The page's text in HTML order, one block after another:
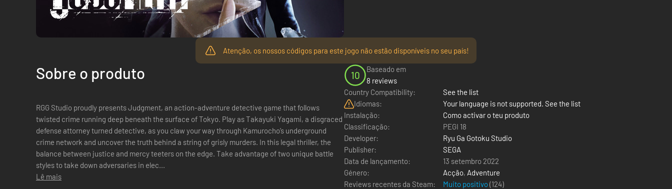
Atenção, os nossos códigos para este jogo não estão disponíveis no seu país!
Sobre o produto
RGG Studio proudly presents Judgment, an action-adventure detective game that follows
twisted crime running deep beneath the surface of Tokyo. Play as Takayuki Yagami, a disgraced
defense attorney turned detective, as you claw your way through Kamurocho’s underground
crime network and uncover the truth behind a string of grisly murders. In this legal thriller, the
balance between justice and mercy teeters on the edge. Take advantage of two unique battle
styles to take down adversaries in elec...
Lê mais
10
Baseado em
8 reviews
Country Compatibility:
See the list
Idiomas:
Your language is not supported. See the list
Instalação:
Como activar o teu produto
Classificação:
PEGI 18
Developer:
Ryu Ga Gotoku Studio
Publisher:
SEGA
Data de lançamento:
13 setembro 2022
Género:
Acção, Adventure
Reviews recentes da Steam:
Muito positivo(124)